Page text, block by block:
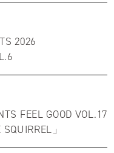
2026
FEEL GOOD VOL.17
」